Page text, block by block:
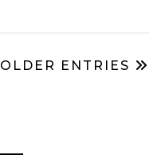
OLDER ENTRIES